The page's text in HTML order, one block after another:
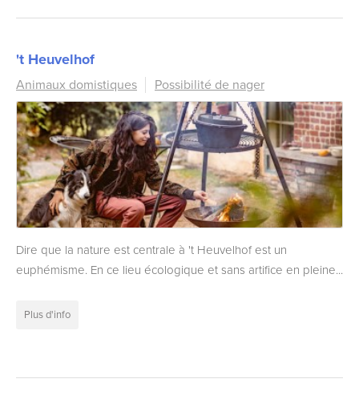
't Heuvelhof
Animaux domistiques Possibilité de nager
Dire que la nature est centrale à 't Heuvelhof est un
euphémisme. En ce lieu écologique et sans artifice en pleine...
Plus d'info